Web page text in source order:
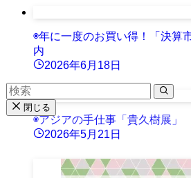
◉年に一度のお買い得！「決算
内
2026年6月18日
◉アジアの手仕事「貴久樹展」
2026年5月21日
閉じる